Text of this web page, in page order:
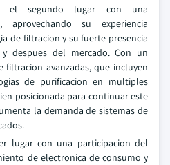
el segundo lugar con una
aprovechando su experiencia
de filtracion y su fuerte presencia
despues del mercado. Con un
filtracion avanzadas, que incluyen
de purificacion en multiples
posicionada para continuar este
la demanda de sistemas de
lugar con una participacion del
de electronica de consumo y